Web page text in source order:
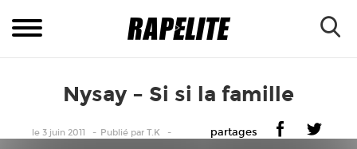
Nysay – Si si la famille
le 3 juin 2011 Publiépar T.K partages